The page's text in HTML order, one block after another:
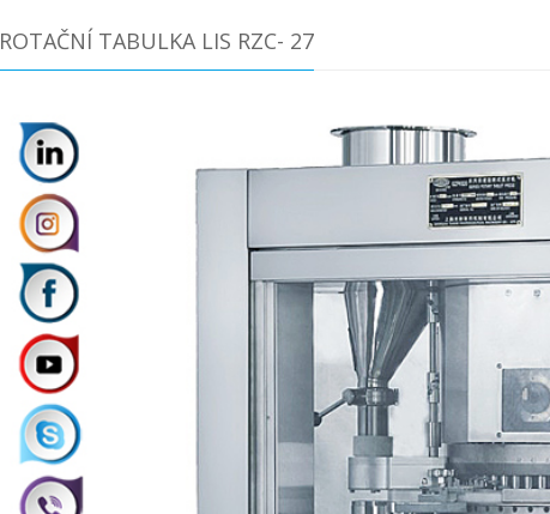
ROTAČNÍ TABULKA LIS RZC- 27